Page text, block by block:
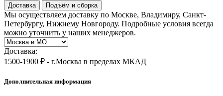
Доставка Подъём и сборка
Мы осуществляем доставку по Москве, Владимиру, Санкт-
Петербургу, Нижнему Новгороду. Подробные условия всегда
можно уточнить у наших менеджеров.
Доставка:
1500-1900 ₽ - г.Москва в пределах МКАД
Дополнительная информация